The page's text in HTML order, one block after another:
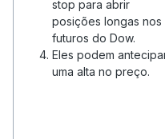
stop para abrir
posições longas nos
futuros do Dow.
Eles podem
uma alta no preço.